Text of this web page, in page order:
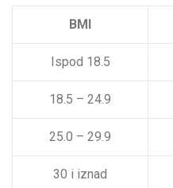
BMI
Ispod 18.5
18.5 – 24.9
25.0 – 29.9
30 i iznad